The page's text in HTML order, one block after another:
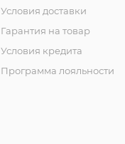
Условия доставки
Гарантия на товар
Условия кредита
Программа лояльности